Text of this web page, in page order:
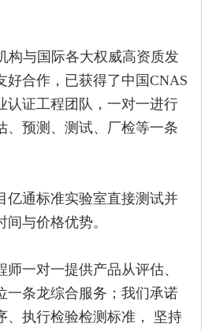
构与国际各大权威高资质发
好合作，已获得了中国CNAS
认证工程团队，一对一进行
、预测、测试、厂检等一条
亿通标准实验室直接测试并
与价格优势。
师一对一提供产品从评估、
一条龙综合服务；我们承诺
、执行检验检测标准， 坚持